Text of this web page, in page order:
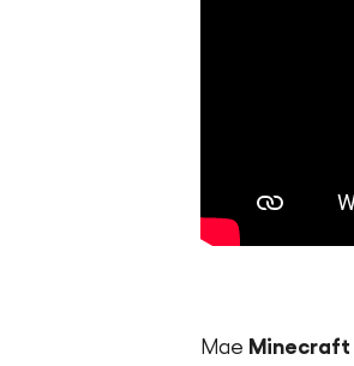
Mae Minecraft